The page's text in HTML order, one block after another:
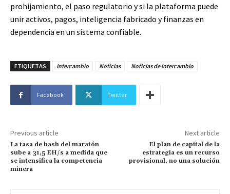
prohijamiento, el paso regulatorio y si la plataforma puede
unir activos, pagos, inteligencia fabricado y finanzas en
dependencia en un sistema confiable.
ETIQUETAS Intercambio Noticias Noticias de intercambio
Facebook Twitter
Previous article
La tasa de hash del maratón
sube a 31,5 EH/s a medida que
se intensifica la competencia
minera
Next article
El plan de capital de la
estrategia es un recurso
provisional, no una solución